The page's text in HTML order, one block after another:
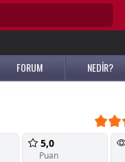
FORUM NEDİR?
5,0
Puan